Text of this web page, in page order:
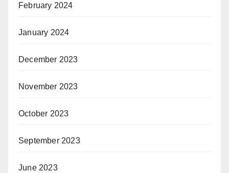
February 2024
January 2024
December 2023
November 2023
October 2023
September 2023
June 2023